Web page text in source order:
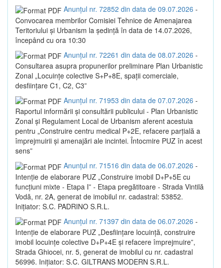
Anunțul nr. 72852 din data de 09.07.2026 -
Convocarea membrilor Comisiei Tehnice de Amenajarea
Teritoriului și Urbanism la ședință în data de 14.07.2026,
începând cu ora 10:30
Anunțul nr. 72261 din data de 08.07.2026 -
Consultarea asupra propunerilor preliminare Plan Urbanistic
Zonal „Locuințe colective S+P+8E, spații comerciale,
desființare C1, C2, C3”
Anunțul nr. 71953 din data de 07.07.2026 -
Raportul informării și consultării publicului - Plan Urbanistic
Zonal și Regulament Local de Urbanism aferent acestuia
pentru „Construire centru medical P+2E, refacere parțială a
împrejmuirii și amenajări ale incintei. Întocmire PUZ în acest
sens”
Anunțul nr. 71516 din data de 06.07.2026 -
Intenție de elaborare PUZ „Construire imobil D+P+5E cu
funcțiuni mixte - Etapa I” - Etapa pregătitoare - Strada Vintilă
Vodă, nr. 2A, generat de imobilul nr. cadastral: 53852.
Inițiator: S.C. PADRINO S.R.L.
Anunțul nr. 71397 din data de 06.07.2026 -
Intenție de elaborare PUZ „Desființare locuință, construire
imobil locuințe colective D+P+4E și refacere împrejmuire”,
Strada Ghiocei, nr. 5, generat de imobilul cu nr. cadastral
56996. Inițiator: S.C. GILTRANS MODERN S.R.L.